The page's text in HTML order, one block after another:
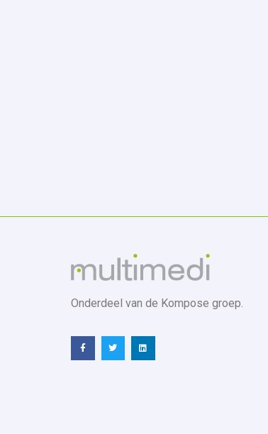
Onderdeel van de Kompose groep.